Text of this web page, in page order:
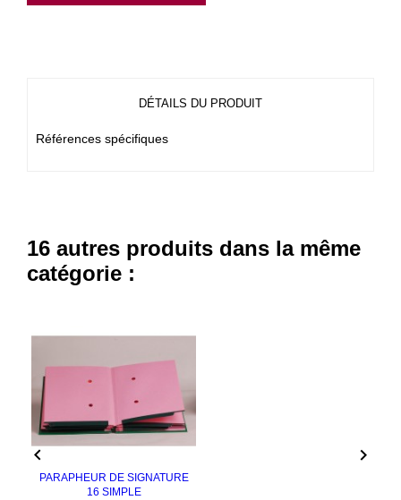
DÉTAILS DU PRODUIT
Références spécifiques
16 autres produits dans la même
catégorie :
PARAPHEUR DE SIGNATURE
16 SIMPLE
 